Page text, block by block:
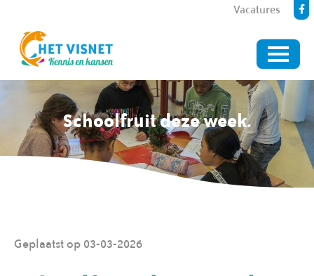
Vacatures
Schoolfruit deze week.
Geplaatst op 03-03-2026